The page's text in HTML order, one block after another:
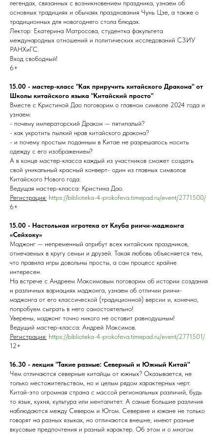
легендах, связанных с возникновением праздника, узнаем об
основных традициях и обычаях празднования Чунь Цзе, а также о
традиционных для новогоднего стола блюдах.
Лектор: Екатерина Матросова, студентка факультета
международных отношений и политических исследований СЗИУ
РАНХиГС.
Вход свободный!
6+
15.00 - мастер-класс "Как приручить китайского Дракона" от
Школы китайского языка "Китайский просто"
Вместе с Кристиной Дао поговорим о главном символе 2024 года и
узнаем:
- почему императорский Дракон — пятипалый?
- как укротить пылкий нрав китайского дракона?
- и почему простым поданным в Китае не разрешалось носить
одежду с его изображением?
А в конце мастер-класса каждый из участников сможет создать
свой уникальный красный конверт- один из главных символов
Китайского Нового года.
Ведущая мастер-класса: Кристина Дао.
Регистрация: https://biblioteka-4-prokofeva.timepad.ru/event/2771500/
6+
15.00 - Настольная игротека от Клуба риичи-маджонга
«Сейхоку»
Маджонг — непременный атрибут всех китайских праздников,
отмечаемых в кругу семьи и друзей. Такая любовь объясняется тем,
что правила игры довольны просты, а сам процесс крайне
интересен.
На встрече с Андреем Максимовым поговорим об истории создания
и различных вариациях маджонга, узнаем об отличии риичи-
маджонга от его классической (традиционной) версии и, конечно,
попробуем сыграть в него самостоятельно!
Уверены, маджонг точно никого не оставит равнодушным!
Ведущий мастер-класса: Андрей Максимов.
Регистрация: https://biblioteka-4-prokofeva.timepad.ru/event/2771501/
12+
16.30 - лекция "Такие разные: Северный и Южный Китай"
Чем отличаются северные китайцы от южных? Оказывается, не
только местожительством, но и целым рядом характерных черт.
Китай-это огромная страна с массой региональных различий, будь
то язык, кухня, культура или менталитет. А самые большие различия
наблюдаются между Севером и Югом. Северяне и южане не только
говорят на разных языках, но отличаются внешне, имеют разные
вкусовые предпочтения и разный характер. Об этом и о многом